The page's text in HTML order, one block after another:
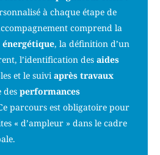
à chaque étape de
comprend la
, la définition d’un
l’identification des aides
et le suiviaprès travaux
des performances
parcours est obligatoire pour
« d’ampleur » dans le cadre